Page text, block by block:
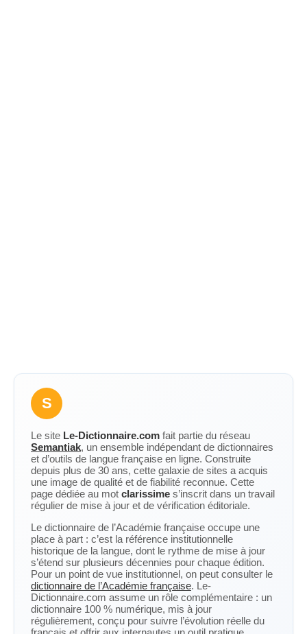
S
Le site Le-Dictionnaire.com fait partie du réseau
Semantiak, un ensemble indépendant de dictionnaires
et d’outils de langue française en ligne. Construite
depuis plus de 30 ans, cette galaxie de sites a acquis
une image de qualité et de fiabilité reconnue. Cette
page dédiée au mot clarissime s’inscrit dans un travail
régulier de mise à jour et de vérification éditoriale.
Le dictionnaire de l’Académie française occupe une
place à part : c’est la référence institutionnelle
historique de la langue, dont le rythme de mise à jour
s’étend sur plusieurs décennies pour chaque édition.
Pour un point de vue institutionnel, on peut consulter le
dictionnaire de l’Académie française. Le-
Dictionnaire.com assume un rôle complémentaire : un
dictionnaire 100 % numérique, mis à jour
régulièrement, conçu pour suivre l’évolution réelle du